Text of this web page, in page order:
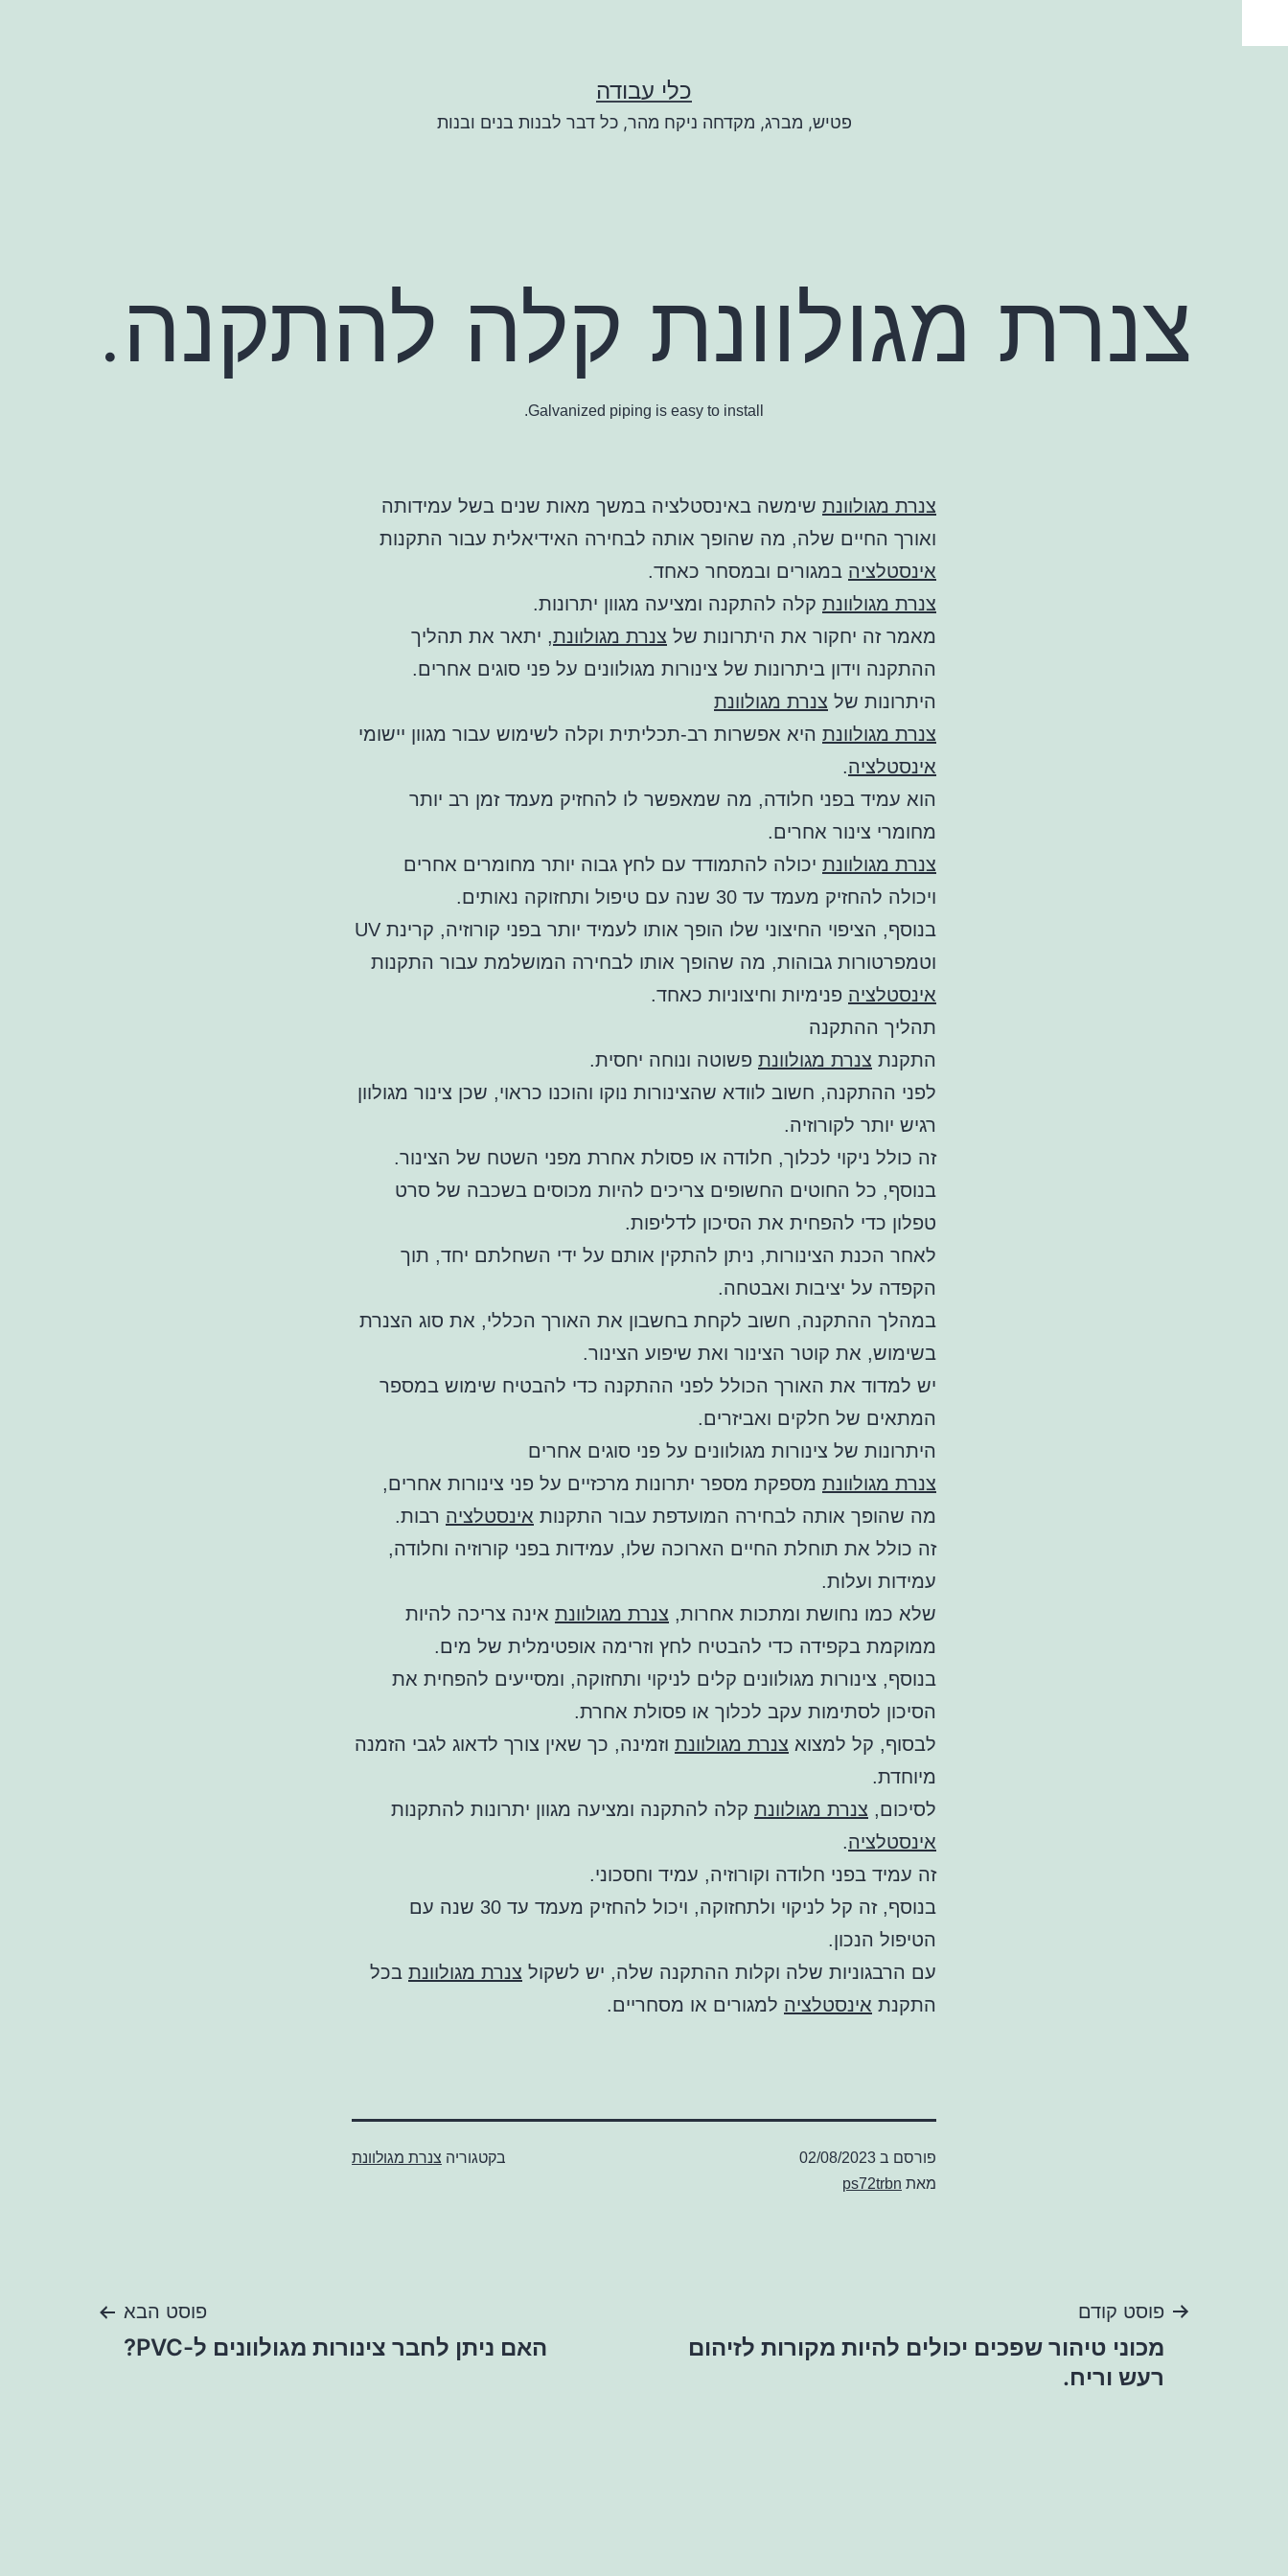
לתוכן
כלי עבודה
פטיש, מברג, מקדחה ניקח מהר, כל דבר לבנות בנים ובנות
צנרת מגולוונת קלה להתקנה.
Galvanized piping is easy to install.
צנרת מגולוונת שימשה באינסטלציה במשך מאות שנים בשל עמידותה
ואורך החיים שלה, מה שהופך אותה לבחירה האידיאלית עבור התקנות
אינסטלציה במגורים ובמסחר כאחד.
צנרת מגולוונת קלה להתקנה ומציעה מגוון יתרונות.
מאמר זה יחקור את היתרונות של צנרת מגולוונת, יתאר את תהליך
ההתקנה וידון ביתרונות של צינורות מגולוונים על פני סוגים אחרים.
היתרונות של צנרת מגולוונת
צנרת מגולוונת היא אפשרות רב-תכליתית וקלה לשימוש עבור מגוון יישומי
אינסטלציה.
הוא עמיד בפני חלודה, מה שמאפשר לו להחזיק מעמד זמן רב יותר
מחומרי צינור אחרים.
צנרת מגולוונת יכולה להתמודד עם לחץ גבוה יותר מחומרים אחרים
ויכולה להחזיק מעמד עד 30 שנה עם טיפול ותחזוקה נאותים.
בנוסף, הציפוי החיצוני שלו הופך אותו לעמיד יותר בפני קורוזיה, קרינת UV
וטמפרטורות גבוהות, מה שהופך אותו לבחירה המושלמת עבור התקנות
אינסטלציה פנימיות וחיצוניות כאחד.
תהליך ההתקנה
התקנת צנרת מגולוונת פשוטה ונוחה יחסית.
לפני ההתקנה, חשוב לוודא שהצינורות נוקו והוכנו כראוי, שכן צינור מגולוון
רגיש יותר לקורוזיה.
זה כולל ניקוי לכלוך, חלודה או פסולת אחרת מפני השטח של הצינור.
בנוסף, כל החוטים החשופים צריכים להיות מכוסים בשכבה של סרט
טפלון כדי להפחית את הסיכון לדליפות.
לאחר הכנת הצינורות, ניתן להתקין אותם על ידי השחלתם יחד, תוך
הקפדה על יציבות ואבטחה.
במהלך ההתקנה, חשוב לקחת בחשבון את האורך הכללי, את סוג הצנרת
בשימוש, את קוטר הצינור ואת שיפוע הצינור.
יש למדוד את האורך הכולל לפני ההתקנה כדי להבטיח שימוש במספר
המתאים של חלקים ואביזרים.
היתרונות של צינורות מגולוונים על פני סוגים אחרים
צנרת מגולוונת מספקת מספר יתרונות מרכזיים על פני צינורות אחרים,
מה שהופך אותה לבחירה המועדפת עבור התקנות אינסטלציה רבות.
זה כולל את תוחלת החיים הארוכה שלו, עמידות בפני קורוזיה וחלודה,
עמידות ועלות.
שלא כמו נחושת ומתכות אחרות, צנרת מגולוונת אינה צריכה להיות
ממוקמת בקפידה כדי להבטיח לחץ וזרימה אופטימלית של מים.
בנוסף, צינורות מגולוונים קלים לניקוי ותחזוקה, ומסייעים להפחית את
הסיכון לסתימות עקב לכלוך או פסולת אחרת.
לבסוף, קל למצוא צנרת מגולוונת וזמינה, כך שאין צורך לדאוג לגבי הזמנה
מיוחדת.
לסיכום, צנרת מגולוונת קלה להתקנה ומציעה מגוון יתרונות להתקנות
אינסטלציה.
זה עמיד בפני חלודה וקורוזיה, עמיד וחסכוני.
בנוסף, זה קל לניקוי ולתחזוקה, ויכול להחזיק מעמד עד 30 שנה עם
הטיפול הנכון.
עם הרבגוניות שלה וקלות ההתקנה שלה, יש לשקול צנרת מגולוונת בכל
התקנת אינסטלציה למגורים או מסחריים.
פורסם ב 02/08/2023
מאת ps72trbn
בקטגוריה צנרת מגולוונת
ניווט
פוסט קודם
מכוני טיהור שפכים יכולים להיות מקורות לזיהום
רעש וריח.
פוסט הבא
האם ניתן לחבר צינורות מגולוונים ל-PVC?